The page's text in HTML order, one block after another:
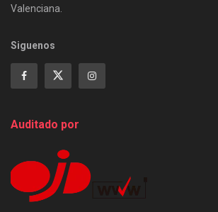
Valenciana.
Siguenos
Auditado por